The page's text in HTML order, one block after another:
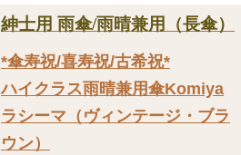
紳士用 雨傘/雨晴兼用（長傘）
*傘寿祝/喜寿祝/古希祝*
ハイクラス雨晴兼用傘Komiya
ラシーマ（ヴィンテージ・ブラ
ウン）